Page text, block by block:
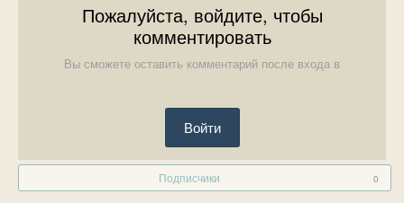
Пожалуйста, войдите, чтобы
комментировать
Вы сможете оставить комментарий после входа в
Войти
Подписчики 0